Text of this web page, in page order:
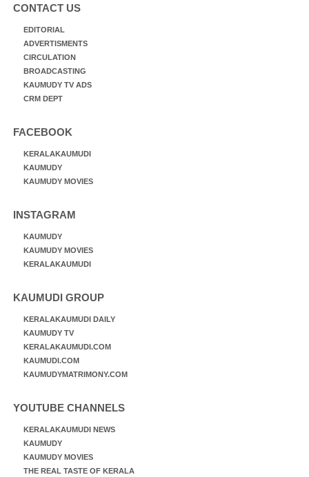
CONTACT US
EDITORIAL
ADVERTISMENTS
CIRCULATION
BROADCASTING
KAUMUDY TV ADS
CRM DEPT
FACEBOOK
KERALAKAUMUDI
KAUMUDY
KAUMUDY MOVIES
INSTAGRAM
KAUMUDY
KAUMUDY MOVIES
KERALAKAUMUDI
KAUMUDI GROUP
KERALAKAUMUDI DAILY
KAUMUDY TV
KERALAKAUMUDI.COM
KAUMUDI.COM
KAUMUDYMATRIMONY.COM
YOUTUBE CHANNELS
KERALAKAUMUDI NEWS
KAUMUDY
KAUMUDY MOVIES
THE REAL TASTE OF KERALA